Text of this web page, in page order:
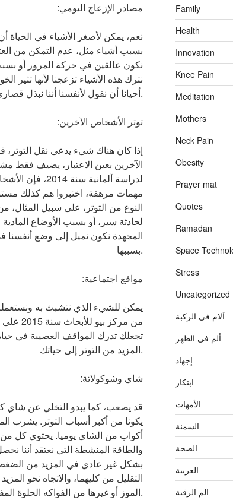
:مصادر الإزعاج اليومي
نعم، يمكن لأصغر الأشياء في الحياة
بسبب أشياء مثل، عدم التمكن من
نكون عالقين في حركة المرور أو
نترك هذه الأشياء تزعجنا لأنها تثير
أحيانا أن نقول لأنفسنا أننا نبذل قصارى جهدنا.
:توتر الأشخاص الآخرين
إذا كان هناك شيء يدعى نقل التوتر،
الآخرين بعين الاعتبار، يضيف فقط
لدراسة ألمانية
مهمات مرهقة، اختبروا هم كذلك
النوع من التوتر، على سبيل
لحادثة سير، أو بسبب الأوضاع
المجهدة نكون نميل إلى وضع أنفسنا
بسببها.
:مواقع اجتماعية
يمكن للشيء الذي نتشبث به
من مركز
تجعلك تدرك المواقف العصيبة في
المزيد من التوتر إلى حياتك.
:شاي وشوكولاتة
قد يصعب، كما يبدو التخلي عن شاي
أكواب من الشاي يوميا. يحتوي كل من
والطاقة المنشطة التي نعتقد أننا
بشكل غير عادي في المزيد من الضغط
التقليل من كليهما، والاتجاه نحو
الموز أو غيرها من الفواكه الحلوة المفضلة لديك.
Family
Health
Innovation
Knee Pain
Meditation
Mothers
Neck Pain
Obesity
Prayer mat
Quotes
Ramadan
Space
Stress
Uncategorized
آلام في الركبة
ألم في الظهر
إجهاد
ابتكار
الأمهات
السمنة
الصحة
العربية
الم الرقبة